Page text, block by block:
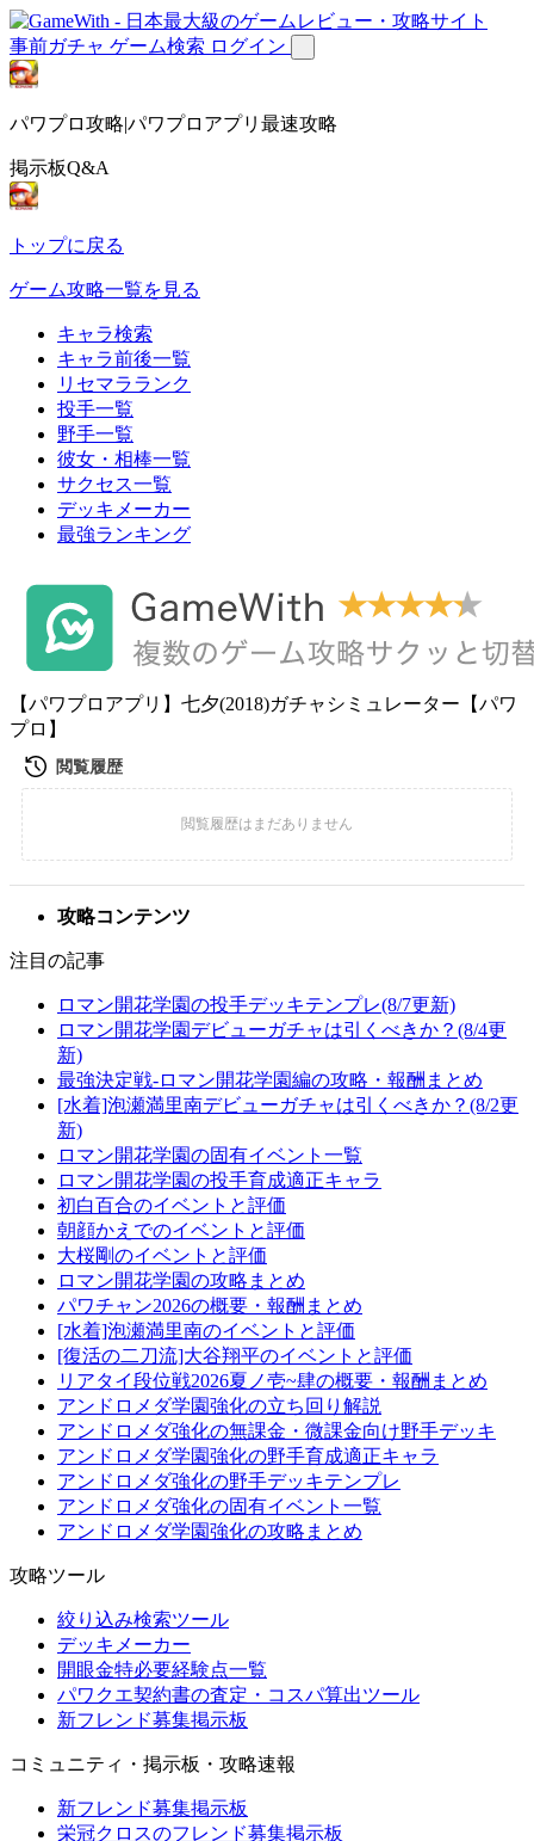
事前ガチャ ゲーム検索 ログイン
パワプロ攻略|パワプロアプリ最速攻略
掲示板Q&A
トップに戻る
ゲーム攻略一覧を見る
キャラ検索
キャラ前後一覧
リセマラランク
投手一覧
野手一覧
彼女・相棒一覧
サクセス一覧
デッキメーカー
最強ランキング
【パワプロアプリ】七夕(2018)ガチャシミュレーター【パワ
プロ】
攻略コンテンツ
注目の記事
ロマン開花学園の投手デッキテンプレ(8/7更新)
ロマン開花学園デビューガチャは引くべきか？(8/4更
新)
最強決定戦-ロマン開花学園編の攻略・報酬まとめ
[水着]泡瀬満里南デビューガチャは引くべきか？(8/2更
新)
ロマン開花学園の固有イベント一覧
ロマン開花学園の投手育成適正キャラ
初白百合のイベントと評価
朝顔かえでのイベントと評価
大桜剛のイベントと評価
ロマン開花学園の攻略まとめ
パワチャン2026の概要・報酬まとめ
[水着]泡瀬満里南のイベントと評価
[復活の二刀流]大谷翔平のイベントと評価
リアタイ段位戦2026夏ノ壱~肆の概要・報酬まとめ
アンドロメダ学園強化の立ち回り解説
アンドロメダ強化の無課金・微課金向け野手デッキ
アンドロメダ学園強化の野手育成適正キャラ
アンドロメダ強化の野手デッキテンプレ
アンドロメダ強化の固有イベント一覧
アンドロメダ学園強化の攻略まとめ
攻略ツール
絞り込み検索ツール
デッキメーカー
開眼金特必要経験点一覧
パワクエ契約書の査定・コスパ算出ツール
新フレンド募集掲示板
コミュニティ・掲示板・攻略速報
新フレンド募集掲示板
栄冠クロスのフレンド募集掲示板